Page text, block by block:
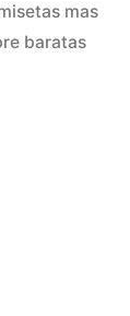
mas
baratas